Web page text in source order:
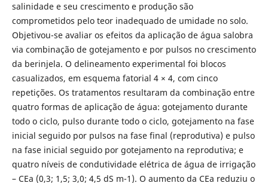
salinidade e seu crescimento e produção são
comprometidos pelo teor inadequado de umidade no solo.
Objetivou-se avaliar os efeitos da aplicação de água salobra
via combinação de gotejamento e por pulsos no crescimento
da berinjela. O delineamento experimental foi blocos
casualizados, em esquema fatorial 4 × 4, com cinco
repetições. Os tratamentos resultaram da combinação entre
quatro formas de aplicação de água: gotejamento durante
todo o ciclo, pulso durante todo o ciclo, gotejamento na fase
inicial seguido por pulsos na fase final (reprodutiva) e pulso
na fase inicial seguido por gotejamento na reprodutiva; e
quatro níveis de condutividade elétrica de água de irrigação
– CEa (0,3; 1,5; 3,0; 4,5 dS m-1). O aumento da CEa reduziu o